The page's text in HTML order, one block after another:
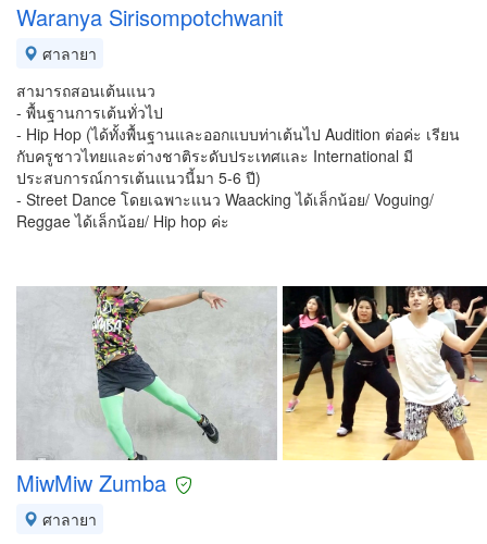
Waranya Sirisompotchwanit
ศาลายา
สามารถสอนเต้นแนว
- พื้นฐานการเต้นทั่วไป
- Hip Hop (ได้ทั้งพื้นฐานและออกแบบท่าเต้นไป Audition ต่อค่ะ เรียน
กับครูชาวไทยและต่างชาติระดับประเทศและ International มี
ประสบการณ์การเต้นแนวนี้มา 5-6 ปี)
- Street Dance โดยเฉพาะแนว Waacking ได้เล็กน้อย/ Voguing/
Reggae ได้เล็กน้อย/ Hip hop ค่ะ
MiwMiw Zumba
ศาลายา